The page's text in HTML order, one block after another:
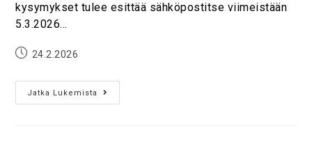
kysymykset tulee esittää sähköpostitse viimeistään
5.3.2026…
24.2.2026
Jatka Lukemista